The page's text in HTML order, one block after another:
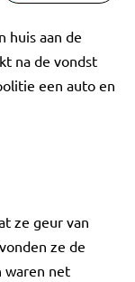
huis aan de
na de vondst
een auto en
ze geur van
ze de
waren net